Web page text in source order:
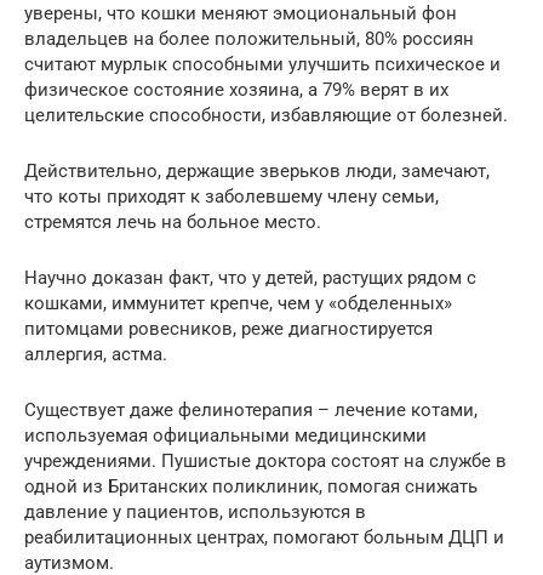
уверены, что кошки меняют эмоциональный фон
владельцев на более положительный, 80% россиян
считают мурлык способными улучшить психическое и
физическое состояние хозяина, а 79% верят в их
целительские способности, избавляющие от болезней.
Действительно, держащие зверьков люди, замечают,
что коты приходят к заболевшему члену семьи,
стремятся лечь на больное место.
Научно доказан факт, что у детей, растущих рядом с
кошками, иммунитет крепче, чем у «обделенных»
питомцами ровесников, реже диагностируется
аллергия, астма.
Существует даже фелинотерапия – лечение котами,
используемая официальными медицинскими
учреждениями. Пушистые доктора состоят на службе в
одной из Британских поликлиник, помогая снижать
давление у пациентов, используются в
реабилитационных центрах, помогают больным ДЦП и
аутизмом.